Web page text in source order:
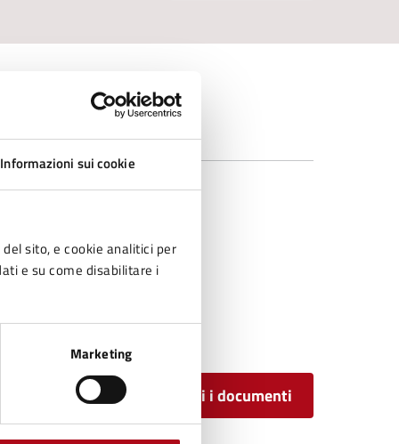
Informazioni sui cookie
sito, e cookie analitici per
e su come disabilitare i
Marketing
Tutti i documenti